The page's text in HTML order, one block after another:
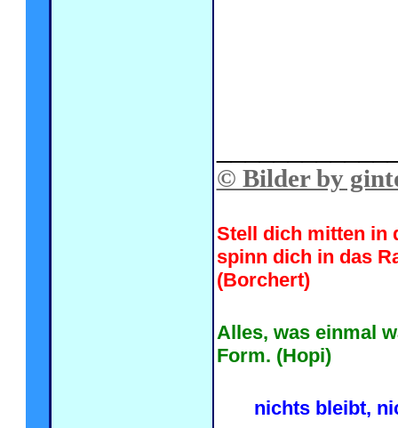
© Bilder by
Stell dich mitten in
spinn dich in das
(Borchert)
Alles, was einmal
Form. (Hopi)
nichts bleibt,